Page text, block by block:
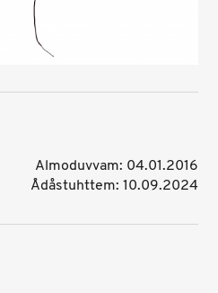
Almoduvvam: 04.01.2016
Ådåstuhttem: 10.09.2024